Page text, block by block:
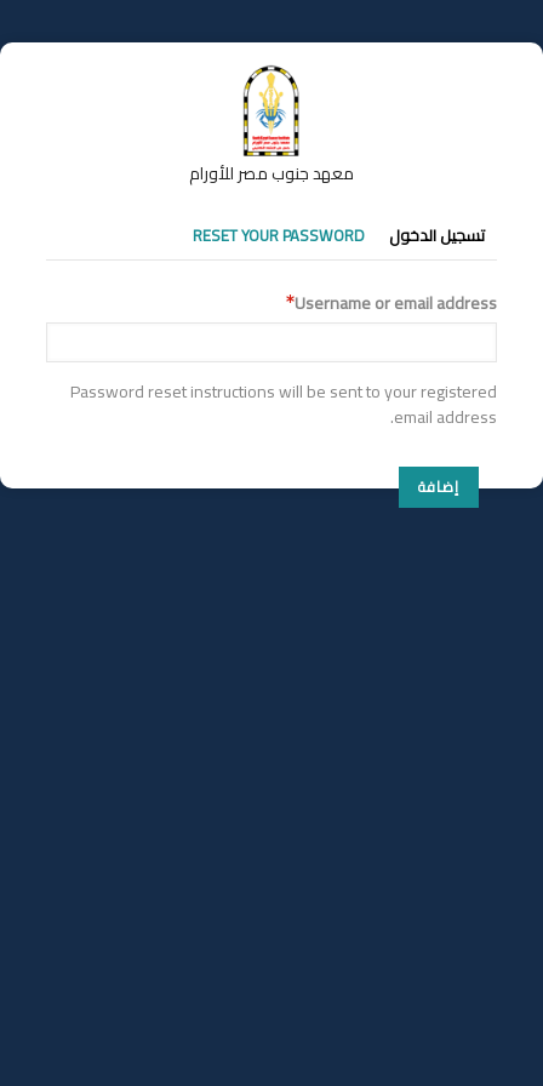
إلى
المحتوى
معهد جنوب مصر للأورام
التبويبات
الأساسية
تسجيل الدخول RESET YOUR PASSWORD
Username or email address
Password reset instructions will be sent to your registered
email address.